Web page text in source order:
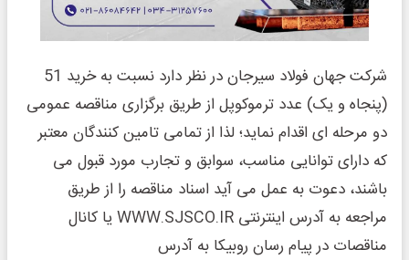
شرکت جهان فولاد سیرجان در نظر دارد نسبت به خرید 51
(پنجاه و یک) عدد ترموکوپل از طریق برگزاری مناقصه عمومی
دو مرحله ای اقدام نماید؛ لذا از تمامی تامین کنندگان معتبر
که دارای توانایی مناسب، سوابق و تجارب مورد قبول می
باشند، دعوت به عمل می آید اسناد مناقصه را از طریق
مراجعه به آدرس اینترنتی WWW.SJSCO.IR یا کانال
مناقصات در پیام رسان روبیکا به آدرس